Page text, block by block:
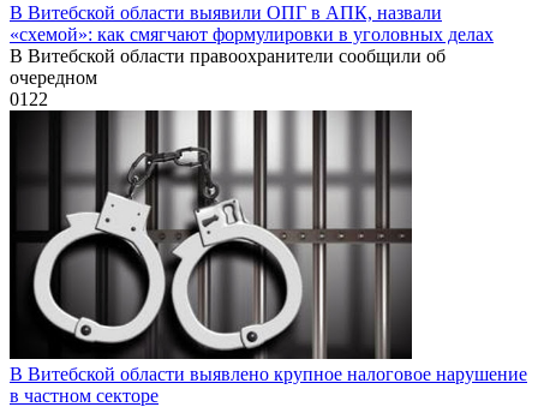
В Витебской области выявили ОПГ в АПК, назвали
«схемой»: как смягчают формулировки в уголовных делах
В Витебской области правоохранители сообщили об
очередном
0122
В Витебской области выявлено крупное налоговое нарушение
в частном секторе